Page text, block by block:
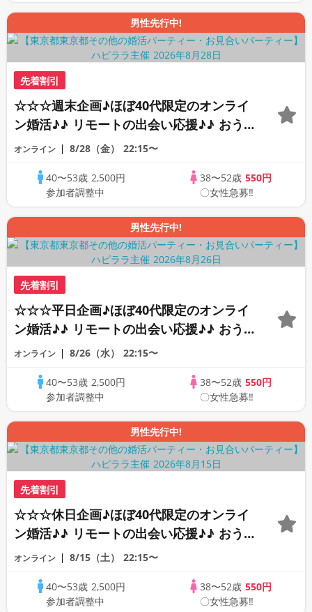
男性先行中!
先着割引
☆☆☆週末企画♪ほぼ40代限定のオンライ
ン婚活♪♪ リモートの出会い応援♪♪ おう
ちで乾杯しませんか♪♪ ☆全国の方が対象
PARTY!!
オンライン 8/28（金） 22:15〜
40〜53歳 2,500円
参加者調整中
38〜52歳 550円
〇女性急募‼
男性先行中!
先着割引
☆☆☆平日企画♪ほぼ40代限定のオンライ
ン婚活♪♪ リモートの出会い応援♪♪ おう
ちで乾杯しませんか♪♪ ☆全国の方が対象
PARTY!!
オンライン 8/26（水） 22:15〜
40〜53歳 2,500円
参加者調整中
38〜52歳 550円
〇女性急募‼
男性先行中!
先着割引
☆☆☆休日企画♪ほぼ40代限定のオンライ
ン婚活♪♪ リモートの出会い応援♪♪ おう
ちで乾杯しませんか♪♪ ☆全国の方が対象
PARTY!!
オンライン 8/15（土） 22:15〜
40〜53歳 2,500円
参加者調整中
38〜52歳 550円
〇女性急募‼